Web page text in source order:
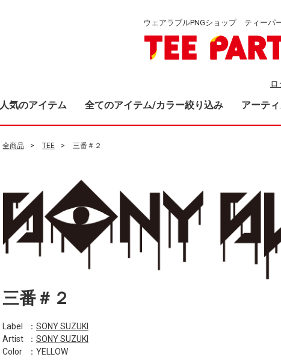
ウェアラブルPNGショップ ティーパ
ロ
人気のアイテム 全てのアイテム/カラー絞り込み アーテ
全商品 TEE 三番＃２
三番＃２
Label ： SONY SUZUKI
Artist
： SONY SUZUKI
Color
：YELLOW